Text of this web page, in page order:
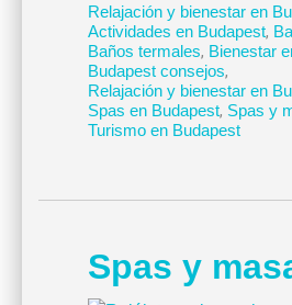
Relajación y bienestar en
Actividades en Budapest,
Baños termales, Bienestar
Budapest consejos,
Relajación y bienestar en
Spas en Budapest, Spas y
Turismo en Budapest
Spas y